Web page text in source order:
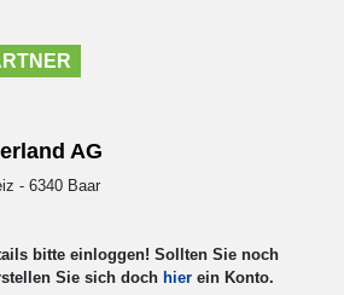
AG
- 6340 Baar
bitte einloggen! Sollten Sie noch
Sie sich doch hier ein Konto.